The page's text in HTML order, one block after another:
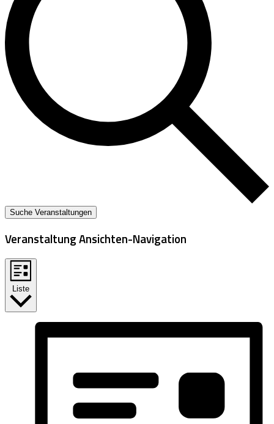
Suche Veranstaltungen
Veranstaltung Ansichten-Navigation
Liste